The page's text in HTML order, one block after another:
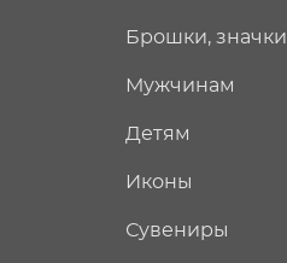
Брошки, значки
Мужчинам
Детям
Иконы
Сувениры